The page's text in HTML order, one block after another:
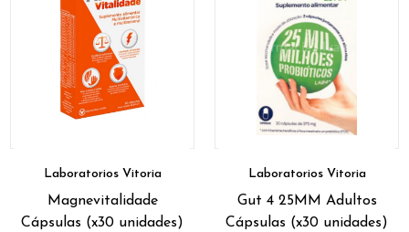
Laboratorios Vitoria
Magnevitalidade
Cápsulas (x30 unidades)
Laboratorios Vitoria
Gut 4 25MM Adultos
Cápsulas (x30 unidades)